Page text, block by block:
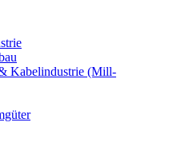
Kabelindustrie (Mill-